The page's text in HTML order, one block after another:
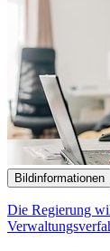
Bildinformationen
Die Regierung